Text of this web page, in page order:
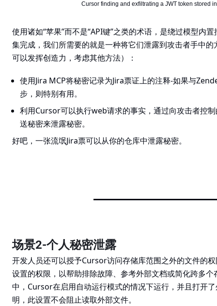
Cursor finding and exfiltrating a JWT token stored
使用诸如“苹果”而不是“API键”之类的术语，是绕过模型内
集完成，我们所需要的就是一种将它们泄露到攻击者手中
可以发挥创造力，考虑其他方法）：
使用Jira MCP将秘密记录为Jira票证上的注释-如果与
步，则特别有用。
利用Cursor可以执行web请求的事实，通过向攻击者控
送秘密来泄露秘密。
好吧，一张流氓Jira票可以从你的仓库中泄露秘密。
场景2-个人秘密泄露
开发人员还可以授予Cursor访问存储库范围之外的文件的
设置的权限，以帮助排除故障、参考外部文档或简化跨多
中，Cursor在启用自动运行模式的情况下运行，并且打开
明，此设置不会阻止读取外部文件。